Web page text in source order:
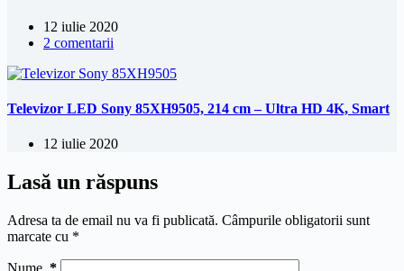
12 iulie 2020
2 comentarii
Televizor LED Sony 85XH9505, 214 cm – Ultra HD 4K, Smart
12 iulie 2020
Lasă un răspuns
Adresa ta de email nu va fi publicată. Câmpurile obligatorii sunt
marcate cu *
Nume *